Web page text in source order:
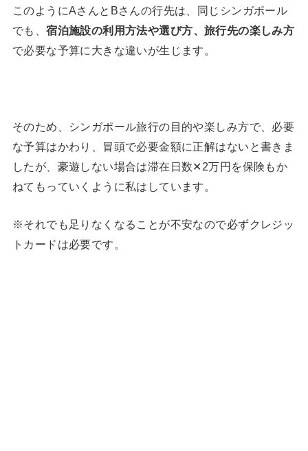
このようにAさんとBさんの行先は、同じシンガポール
でも、宿泊施設の利用方法や選び方、旅行先の楽しみ方
で必要な予算に大きな違いが生じます。
そのため、シンガポール旅行の目的や楽しみ方で、必要
な予算はかわり、冒頭で必要金額に正解はないと書きま
したが、豪遊しない場合は滞在日数✕2万円を保険もか
ねてもっていくように私はしています。
※それでも足りなくなることが不安なので必ずクレジッ
トカードは必要です。